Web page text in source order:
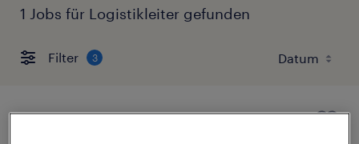
1 Jobs für Logistikleiter gefunden
Filter 3